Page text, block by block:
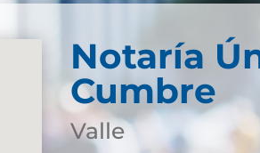
Notaría
Cumbre
Valle